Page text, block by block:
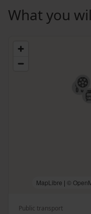
What you
MapLibre | ©
Public transport